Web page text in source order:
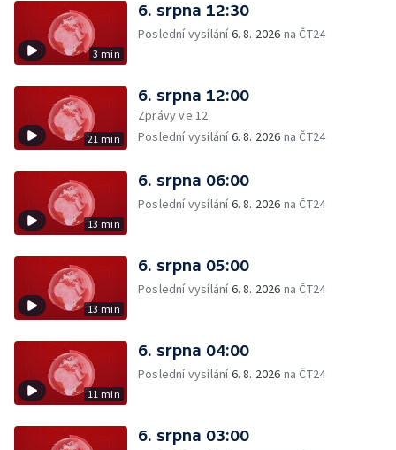
3 min
6. srpna 12:30
Poslední vysílání6. 8. 2026 na ČT24
21 min
6. srpna 12:00
Zprávy ve 12
Poslední vysílání6. 8. 2026 na ČT24
13 min
6. srpna 06:00
Poslední vysílání6. 8. 2026 na ČT24
13 min
6. srpna 05:00
Poslední vysílání6. 8. 2026 na ČT24
11 min
6. srpna 04:00
Poslední vysílání6. 8. 2026 na ČT24
6. srpna 03:00